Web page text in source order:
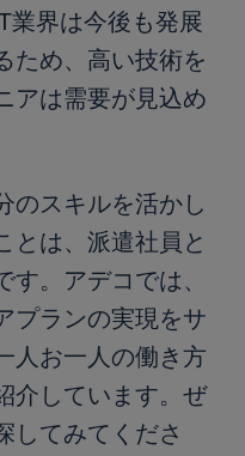
業界は今後も発展
ため、高い技術を
アは需要が見込め
のスキルを活かし
とは、派遣社員と
。アデコでは、
プランの実現をサ
人お一人の働き方
介しています。ぜ
してみてくださ